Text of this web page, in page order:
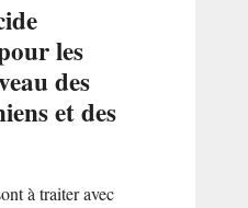
les
des
et des
à traiter avec